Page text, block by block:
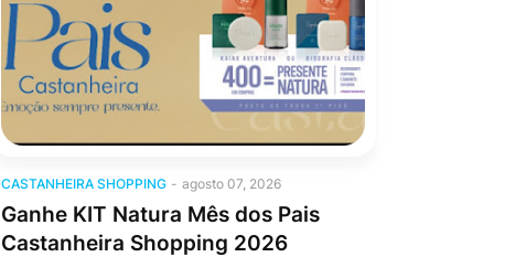
CASTANHEIRA SHOPPING - agosto 07, 2026
Ganhe KIT Natura Mês dos Pais
Castanheira Shopping 2026